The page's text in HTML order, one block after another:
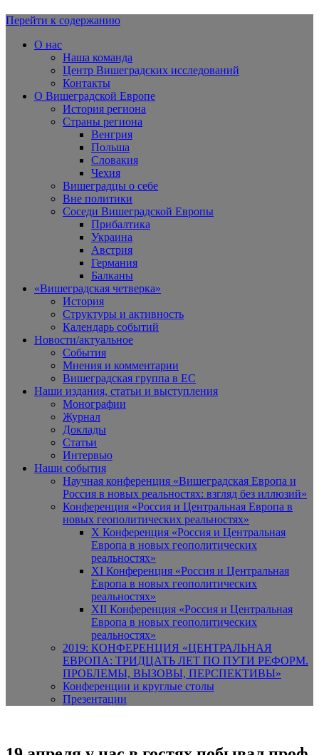
Вишеградская Европа
Перейти к содержанию
О нас
Наша команда
Центр Вишеградских исследований
Контакты
О Вишеградской Европе
История региона
Страны региона
Венгрия
Польша
Словакия
Чехия
Вишеградцы о себе
Вне политики
Соседи Вишеградской Европы
Прибалтика
Украина
Австрия
Германия
Балканы
«Вишеградская четверка»
История
Структуры и активность
Календарь событий
Новости/актуальное
События
Мнения и комментарии
Вишеградская группа в ЕС
Наши издания, статьи и выступления
Монографии
Журнал
Доклады
Статьи
Интервью
Наши события
Научная конференция «Вишеградская Европа и
Россия в новых реальностях: взгляд без иллюзий»
Конференция «Россия и Центральная Европа в
новых геополитических реальностях»
X Конференция «Россия и Центральная
Европа в новых геополитических
реальностях»
XI Конференция «Россия и Центральная
Европа в новых геополитических
реальностях»
XII Конференция «Россия и Центральная
Европа в новых геополитических
реальностях»
2019: КОНФЕРЕНЦИЯ «ЦЕНТРАЛЬНАЯ
ЕВРОПА: ТРИДЦАТЬ ЛЕТ ПО ПУТИ РЕФОРМ.
ПРОБЛЕМЫ, ВЫЗОВЫ, ПЕРСПЕКТИВЫ»
Конференции и круглые столы
Презентации